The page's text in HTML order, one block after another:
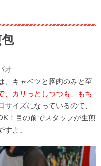
オ
、キャベツと豚肉のみと至
、カリっとしつつも、もち
サイズになっているので、
！目の前でスタッフが生煎
よ。